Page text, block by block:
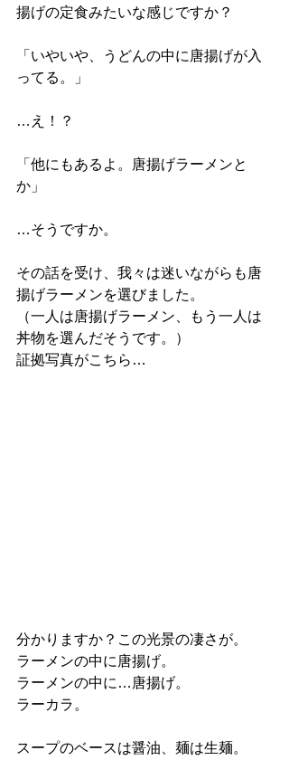
揚げの定食みたいな感じですか？
「いやいや、うどんの中に唐揚げが入
ってる。」
…え！？
「他にもあるよ。唐揚げラーメンと
か」
…そうですか。
その話を受け、我々は迷いながらも唐
揚げラーメンを選びました。
（一人は唐揚げラーメン、もう一人は
丼物を選んだそうです。）
証拠写真がこちら…
分かりますか？この光景の凄さが。
ラーメンの中に唐揚げ。
ラーメンの中に…唐揚げ。
ラーカラ。
スープのベースは醤油、麺は生麺。